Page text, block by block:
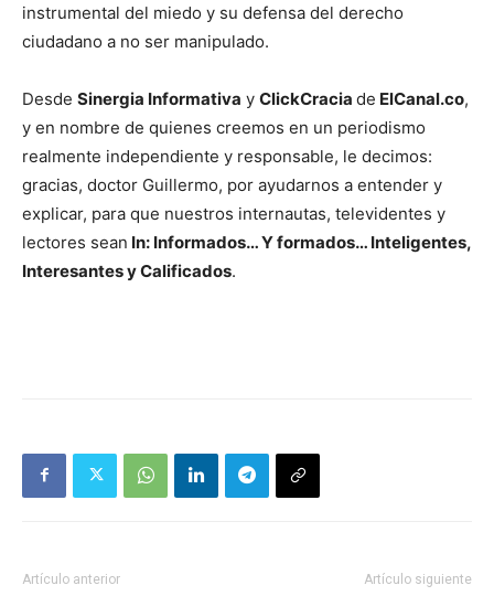
instrumental del miedo y su defensa del derecho
ciudadano a no ser manipulado.
Desde Sinergia Informativa y ClickCracia de ElCanal.co,
y en nombre de quienes creemos en un periodismo
realmente independiente y responsable, le decimos:
gracias, doctor Guillermo, por ayudarnos a entender y
explicar, para que nuestros internautas, televidentes y
lectores sean In: Informados… Y formados… Inteligentes,
Interesantes y Calificados.
Artículo anterior Artículo siguiente